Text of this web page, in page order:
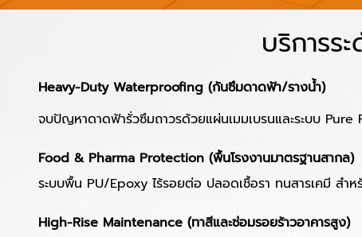
บริการร
Heavy-Duty Waterproofing (กันซึมดาดฟ้า/รางน้ำ)
จบปัญหาดาดฟ้ารั่วซึมถาวรด้วยแผ่นเมมเบรนและระบบ
Food & Pharma Protection (พื้นโรงงานมาตรฐานสากล)
ระบบพื้น PU/Epoxy ไร้รอยต่อ ปลอดเชื้อรา ทนสารเคมี สำหรั
High-Rise Maintenance (ทาสีและซ่อมรอยร้าวอาคารสูง)